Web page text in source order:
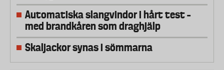
Automatiska slangvindor i hårt test –
med brandkåren som draghjälp
Skaljackor synas i sömmarna